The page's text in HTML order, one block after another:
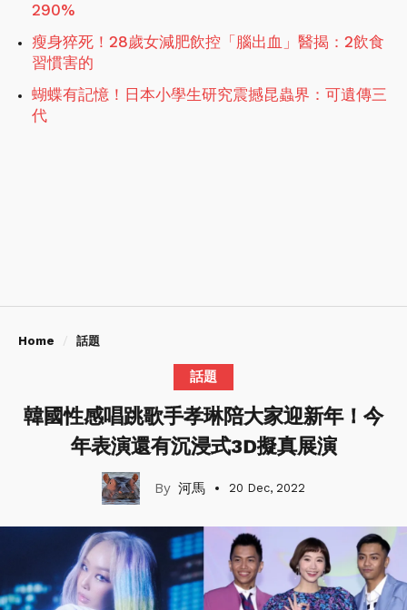
290%
瘦身猝死！28歲女減肥飲控「腦出血」醫揭：2飲食
習慣害的
蝴蝶有記憶！日本小學生研究震撼昆蟲界：可遺傳三
代
Home 話題
話題
韓國性感唱跳歌手孝琳陪大家迎新年！今
年表演還有沉浸式3D擬真展演
河馬 20 Dec, 2022